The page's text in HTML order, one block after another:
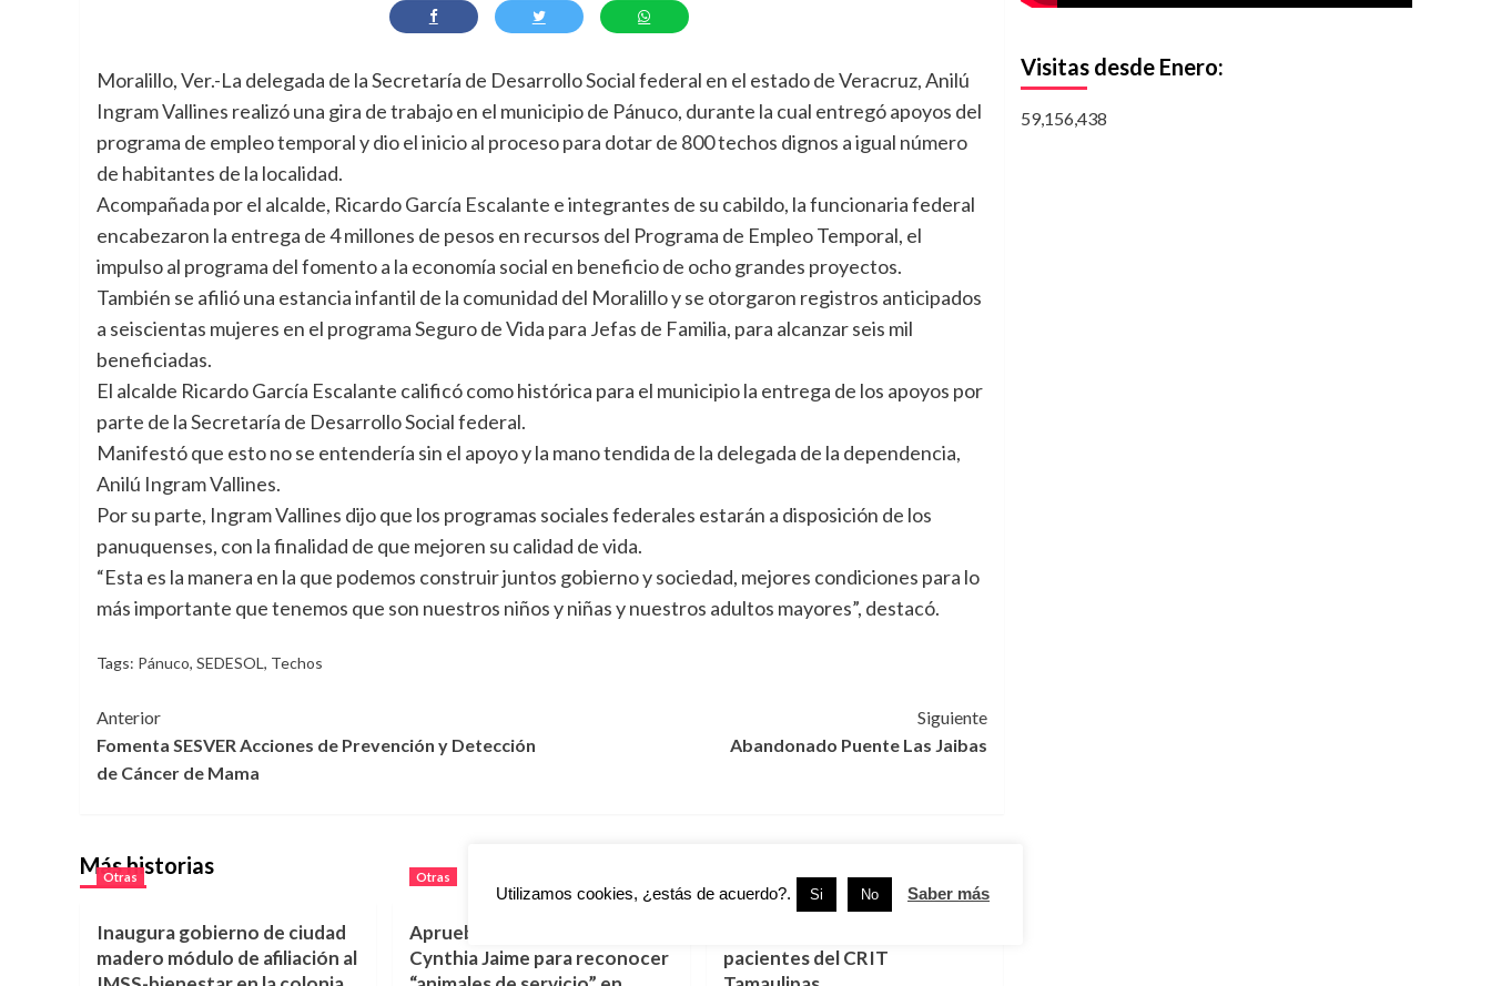
Moralillo, Ver.-La delegada de la Secretaría de Desarrollo Social federal en el estado de Veracruz, Anilú
Ingram Vallines realizó una gira de trabajo en el municipio de Pánuco, durante la cual entregó apoyos del
programa de empleo temporal y dio el inicio al proceso para dotar de 800 techos dignos a igual número
de habitantes de la localidad.
Acompañada por el alcalde, Ricardo García Escalante e integrantes de su cabildo, la funcionaria federal
encabezaron la entrega de 4 millones de pesos en recursos del Programa de Empleo Temporal, el
impulso al programa del fomento a la economía social en beneficio de ocho grandes proyectos.
También se afilió una estancia infantil de la comunidad del Moralillo y se otorgaron registros anticipados
a seiscientas mujeres en el programa Seguro de Vida para Jefas de Familia, para alcanzar seis mil
beneficiadas.
El alcalde Ricardo García Escalante calificó como histórica para el municipio la entrega de los apoyos por
parte de la Secretaría de Desarrollo Social federal.
Manifestó que esto no se entendería sin el apoyo y la mano tendida de la delegada de la dependencia,
Anilú Ingram Vallines.
Por su parte, Ingram Vallines dijo que los programas sociales federales estarán a disposición de los
panuquenses, con la finalidad de que mejoren su calidad de vida.
“Esta es la manera en la que podemos construir juntos gobierno y sociedad, mejores condiciones para lo
más importante que tenemos que son nuestros niños y niñas y nuestros adultos mayores”, destacó.
Tags: Pánuco, SEDESOL , Techos
Navegación
de
entradas
Anterior
Fomenta SESVER Acciones de Prevención y Detección
de Cáncer de Mama
Siguiente
Abandonado Puente Las Jaibas
Más historias
Otras
Inaugura gobierno de ciudad
madero módulo de afiliación al
Otras
Aprueban iniciativa de
Cynthia Jaime para reconocer
pacientes del CRIT
Visitas desde Enero:
59,156,438
Utilizamos cookies, ¿estás de acuerdo?. Si No Saber más